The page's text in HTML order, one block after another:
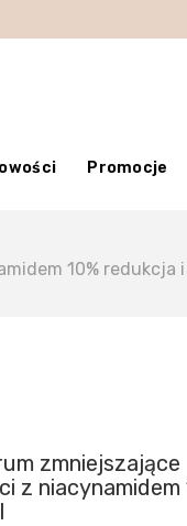
Promocje
10% redukcja
zmniejszające
z